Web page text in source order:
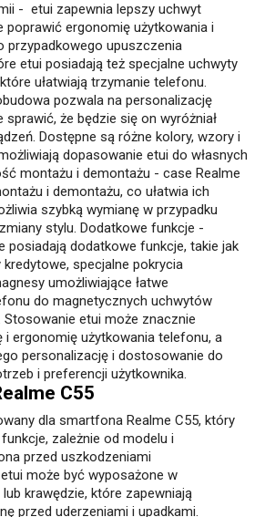
- etui zapewnia lepszy uchwyt
poprawić ergonomię użytkowania i
przypadkowego upuszczenia
etui posiadają też specjalne uchwyty
ułatwiają trzymanie telefonu.
pozwala na personalizację
że będzie się on wyróżniał
Dostępne są różne kolory, wzory i
dopasowanie etui do własnych
montażu i demontażu - case Realme
i demontażu, co ułatwia ich
szybką wymianę w przypadku
stylu. Dodatkowe funkcje -
posiadają dodatkowe funkcje, takie jak
specjalne pokrycia
umożliwiające łatwe
do magnetycznych uchwytów
etui może znacznie
i ergonomię użytkowania telefonu, a
personalizację i dostosowanie do
i preferencji użytkownika.
C55
dla smartfona Realme C55, który
zależnie od modelu i
przed uszkodzeniami
może być wyposażone w
krawędzie, które zapewniają
przed uderzeniami i upadkami.